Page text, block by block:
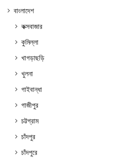
বাংলাদেশ
কক্সবাজার
কুমিল্লা
খাগড়াছড়ি
খুলনা
গাইবান্ধা
গাজীপুর
চট্টগ্রাম
চাঁদপুর
চাঁদপুরে